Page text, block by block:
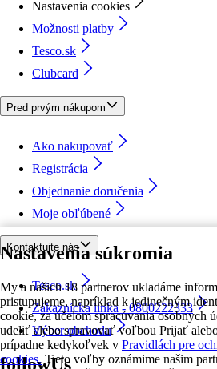
Nastavenia súkromia
My a našich 18 partnerov ukladáme
pristupujeme, napríklad k jedinečným
cookie, za účelom spracúvania osobných
udeliť alebo spravovať voľbou Prijať
prípadne kedykoľvek v Pravidlách pre
cookies. Tieto voľby oznámime našim
Nastavenia cookies
Možnosti platby
Tesco.sk
Clubcard
Pred prvým nákupom
Ako nakupovať
Registrácia
Objednanie doručenia
Moje obľúbené
Kontaktujte nás
Tesco.sk
Zákaznícka linka - 0800222333
Výber obchodu
followUs